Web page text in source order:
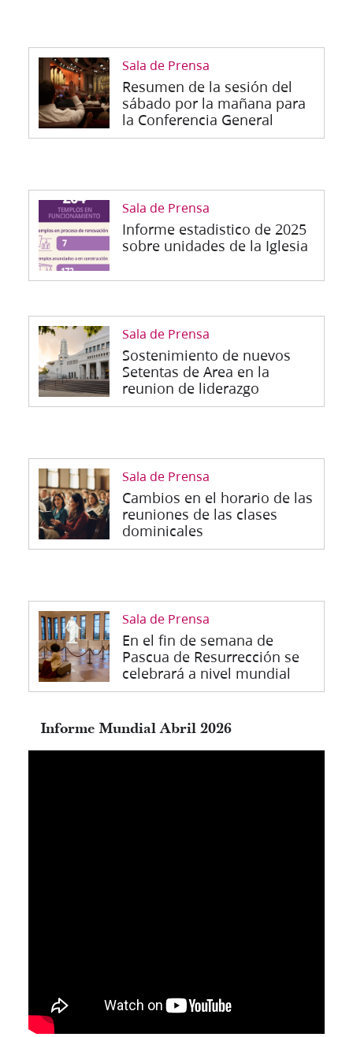
Sala de Prensa
Resumen de la sesión del
sábado por la mañana para
la Conferencia General
Sala de Prensa
Informe estadistico de 2025
sobre unidades de la Iglesia
Sala de Prensa
Sostenimiento de nuevos
Setentas de Area en la
reunion de liderazgo
Sala de Prensa
Cambios en el horario de las
reuniones de las clases
dominicales
Sala de Prensa
En el fin de semana de
Pascua de Resurrección se
celebrará a nivel mundial
Informe Mundial Abril 2026